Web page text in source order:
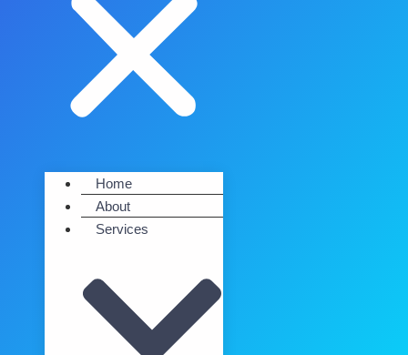
Home
About
Services